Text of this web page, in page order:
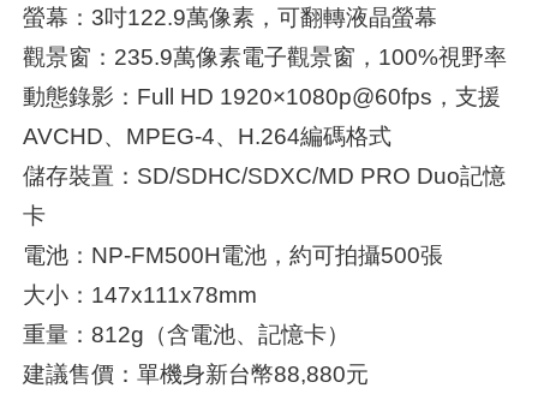
螢幕：3吋122.9萬像素，可翻轉液晶螢幕
觀景窗：235.9萬像素電子觀景窗，100%視野率
動態錄影：Full HD 1920×1080p@60fps，支援
AVCHD、MPEG-4、H.264編碼格式
儲存裝置：SD/SDHC/SDXC/MD PRO Duo記憶
卡
電池：NP-FM500H電池，約可拍攝500張
大小：147x111x78mm
重量：812g（含電池、記憶卡）
建議售價：單機身新台幣88,880元